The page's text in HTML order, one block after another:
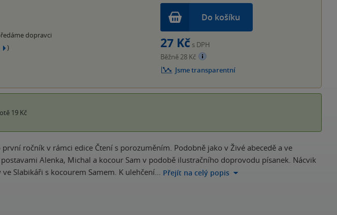
dopravci
)
Do košíku
27 Kč s DPH
Běžně 28 Kč
Jsme transparentní
19 Kč
ročník v rámci edice Čtení s porozuměním. Podobně jako v Živé abecedě a ve
Alenka, Michal a kocour Sam v podobě ilustračního doprovodu písanek. Nácvik
Slabikáři s kocourem Samem. K ulehčení… Přejít na celý popis